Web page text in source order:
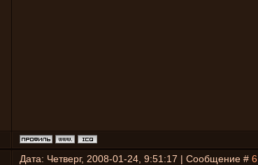
Дата: Четверг, 2008-01-24, 9:51:17 | Сообщение # 6